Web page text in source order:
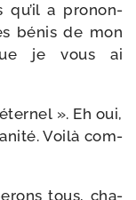
qu’il a pro­non­
bénis de mon
je vous ai
». Eh oui,
Voilà com­
tous, cha­